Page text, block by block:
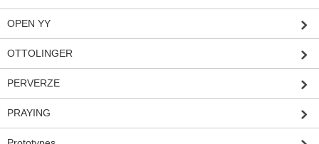
OPEN YY
OTTOLINGER
PERVERZE
PRAYING